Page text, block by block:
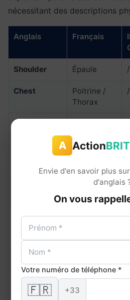
nécessitant des descriptions
Anglais Français
Shoulder Épaule
Chest
Poitrine /
Thorax
Back
Taille
Hanche
Stomach
Spine /
Backbone
vertébrale
Rib / Ribs
Côte /
A Action
Envie d'en savoir plus
d'anglais
On vous
Votre numéro de téléphone *
🇫🇷 +33